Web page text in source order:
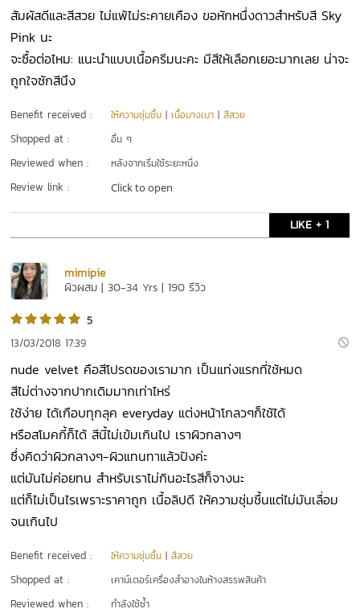
สัมผัสดีและสีสวย ไม่แพ้ไม่ระคายเคือง ขอหักหนึ่งดาวสำหรับสี Sky
Pink นะ
จะซื้อต่อไหม: แนะนำแบบเนื้อครีมนะคะ มีสีให้เลือกเยอะมากเลย น่าจะ
ถูกใจซักสีนึง
Benefit received : ให้ความชุ่มชื้น |เนื้อบางเบา |สีสวย
Shopped at : อื่น ๆ
Reviewed when : หลังจากเริ่มใช้ระยะหนึ่ง
Review link : Click to open
LIKE + 1
mimipie
ผิวผสม | 30-34 Yrs | 190 รีวิว
5
13/03/2018 17:39
nude velvet คือสีโปรดของเรามาก เป็นแท่งแรกที่ใช้หมด
สีไม่ต่างจากปากเดิมมากเท่าไหร่
ใช้ง่าย ได้เกือบทุกลุค everyday แต่งหน้าโกลวๆก็ใช้ได้
หรือสโมคกี้ก็ได้ สีนี้ไม่เข้มเกินไป เราผิวกลางๆ
ซึ่งคิดว่าผิวกลางๆ-ผิวแทนทาแล้วปังค่ะ
แต่มันไม่ค่อยทน สำหรับเราไม่กินอะไรสีก็จางนะ
แต่ก็ไม่เป็นไรเพราะราคาถูก เนื้อลิปดี ให้ความชุ่มชื้นแต่ไม่มันเลื่อม
จนเกินไป
Benefit received : ให้ความชุ่มชื้น |สีสวย
Shopped at : เคาน์เตอร์เครื่องสำอางในห้างสรรพสินค้า
Reviewed when : กำลังใช้ซ้ำ